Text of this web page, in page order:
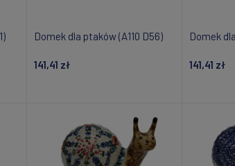
Domek dla ptaków (A110 D56)
141,41 zł
Domek
141,41 zł